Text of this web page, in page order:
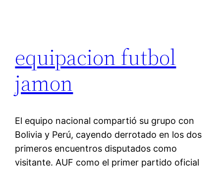
equipacion futbol
jamon
El equipo nacional compartió su grupo con
Bolivia y Perú, cayendo derrotado en los dos
primeros encuentros disputados como
visitante. AUF como el primer partido oficial